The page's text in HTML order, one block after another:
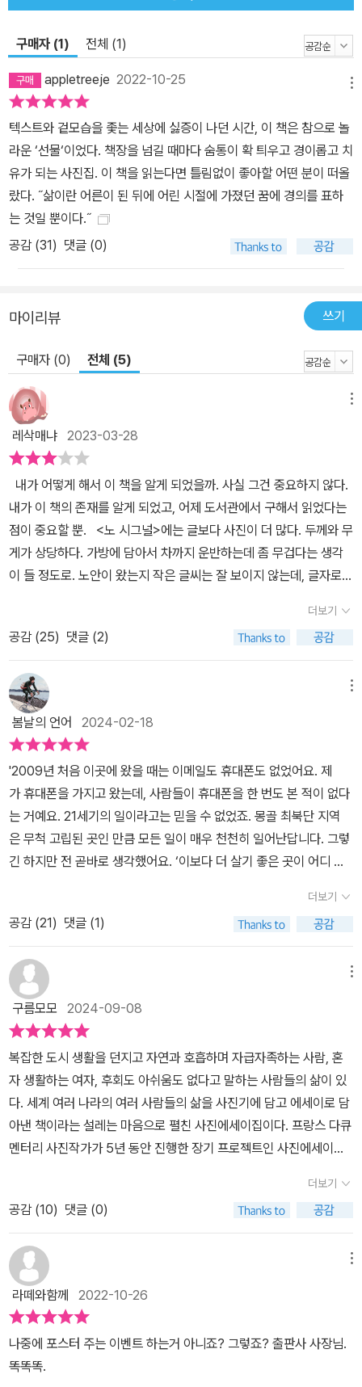
면 깊은 공허감을 느껴요. 그때마다 내가 자연에, 이 삶에 얼마나 밀접
을 보면 매일이 휴가라는 기분이 듭니다. 나는 자유롭게 살기 위해 부
조리한 삶을 버리고 떠나왔어요. 여기엔 너무도 큰 자유가 있어
요.”(제리) “자연은 나에게 엄청나게 많은 것을 가져다줍니다. 자연과
아주 가까이 있을 때 나 자신이 더욱 강하게 느껴져요.”(엘레나) 오직
‘살아가기’에 충실한 삶, 살아간다는 것만으로 예술가가 된다 이러한
그들의 생활방식과 삶에 대한 사유, 그리고 자연과 더불어 살아가는
그들의 모습을 섬세하게 담아낸 사진은 우리에게 깊은 영감을 불러일
으킨다. 그저 주어진 일상에 적응하며 앞만 보고 질주하는 삶이 과연
나에게 맞는가, 내가 진정 꿈꾸고 원하는 삶은 무엇일까, 뭔가 다른 삶
깊게 심호흡하며 옆도 한번 돌아보고 뒤도 돌아보면서 자신의 내면을
볍게 카메라를 먼저 들이밀지 않는다. 그들의 생활양식을 공유하면서
그들을 사진에 더 잘 담아내기 위해 ‘카메라는 한쪽으로 치워두고 한
동안 그 공간에 스며들어’ 그들 중 한 명이 되어 살아본다. 그리고 ‘그
모든 삶에 입을 맞추듯’ 셔터를 누른다. 그의 사진에서는 그만큼 대상
에 대한 공감어린 이해와 따뜻한 애정, 진심에서 우러나온 감탄이 묻
는 그들의 탄성에너지와 끈기에 담긴 심오한 의미를 발견’한 데서 비
롯한다. 추천사에서 루시드 폴은 말한다. 이 책의 주인공들은 오직 ‘살
아가기’에 충실하다고, 헛된 사위 하나 없이 춤추는 무용가처럼 살아
간다고, 따라서 ‘인간이 만든 음악보다 새와 바람의 선율이 더 선연한
삶이라면, 살아간다는 것만으로도 예술가가 될 수 있는 게 아닐까, 그
리고 자연의 모든 것이 실은 위대한 작품이 아닐까’ 생각한다고. 포르
톨라노가 21세기의 ‘헨리 데이비드 소로’들을 접하면서 ‘우리 각각의
요성’이 있다고 깨달은 것처럼, 또 루시드 폴이 ‘살아간다는 것’의 의
미를 새롭게 발견한 것처럼 독자도 『노 시그널』을 통해 삶에 대한 사
유의 폭을 넓히고 ‘다른 세상은 가능하다’는 꿈을 품을 수 있게 되길
바란다.
구매자 (1) 전체 (1)
appletreeje 2022-10-25
텍스트와 겉모습을 좇는 세상에 싫증이 나던 시간, 이 책은 참으로 놀
라운 ‘선물‘이었다. 책장을 넘길 때마다 숨통이 확 틔우고 경이롭고 치
유가 되는 사진집. 이 책을 읽는다면 틀림없이 좋아할 어떤 분이 떠올
랐다. ˝삶이란 어른이 된 뒤에 어린 시절에 가졌던 꿈에 경의를 표하
는 것일 뿐이다.˝
공감 (31) 댓글 (0)
마이리뷰 쓰기
구매자 (0) 전체 (5)
레삭매냐 2023-03-28
내가 이 책의 존재를 알게 되었고, 어제 도서관에서 구해서 읽었다는
점이 중요할 뿐. <노 시그널>에는 글보다 사진이 더 많다. 두께와 무
게가 상당하다. 가방에 담아서 차까지 운반하는데 좀 무겁다는 생각
이 들 정도로. 노안이 왔는지 작은 글씨는 잘 보이지 않는데, 글자로
라에 담았다. 사진이라는 방식의 이미는 예나 지금이나 강렬하게 다
가온다. 어떤 컷들은 만 마디의 말이다 글보다도 더 위력적일 수 있다.
사진이 품은 즉시성 그리고 리얼리티의 힘이라고나 할까. 그런데 또
한편으로는 현장에서 직접 본 게 아니라면, 어느 정도의 작위성 역시
피할 수 없는 게 아닐까. 그러니까 연출 말이다. 연출된 사진이 마냥
피사체를 따라 다니며, 원하는 컷이 나올 때까지 무작정 셔터를 누르
는 것보다는 훨씬 덜 품이 드는 건 사실이니까 말이다. 그러니 사진작
가들이 연출의 유혹을 이길 수 없다는 것도 이해가 된다. 또 서설이
언제나처럼 길었다. <노 시그널>을 읽으면서 나는 작가가 주제로 잡
은 자연주의 혹은 생태주의보다 작가가 인터뷰한 대상의 국적이 더
궁금해졌다. 흥미롭게도 그들은 대부분은 영어로 대화가 가능한 사람
들이었다. 예를 들어 말을 너무 사랑해서 아르헨티나에서 여성 가우
초로 활동하는 스카이는 미국에서 태어났다. 그러니까 모국어가 영어
란 말씀이지. 몽골에서 반야생생활을 하며 순록을 치는 자야도 미국
매개로 대화하는데 문제가 없었다. 아 그리고 보니 작가는 프랑스 사
람이었네. 브리스 포르톨라노는 헨리 데이빗 소로우의 <월든>에서
영감을 얻어 5년간의 프로젝트로 세계를 누비며 이 장대한 책을 완성
했다. 단 1초라도 핸드폰에서 눈을 뗄 수 없는 현대인들에게 전기와
인터넷, 와이파이가 터지지 않는 곳으로 들어가 살라고 한다면 누가
좋다고 할까 싶다. 그런데, 자발적으로 세상의 온갖 문명의 이기를 거
부하고 그런 이들이 있다고 하니 놀랄 노자다. 작가는 평범하지 않은
삶의 양태를 구사하는 이들의 삶을 통해 우리에게 무엇을 말하고 싶
었던 걸까? 우리 보고 이들처럼 살라고? 사실 그건 가능하지 않다. 필
자연에서 그런 것들을 얻는다는 건 이제 불가능하기 때문이다. 물론
인류 종말의 시대가 닥친다면 누구나 할 것 없이 자급자족의 삶을 살
아야 할 것이다. 그러지 않은 상태에서 일상의 불편함을 감수하면서
극한의 오지나 혹은 강추위를 무릅쓰고 순록을 치고, 85마리 허스키
개들과 더불어 사는 삶에 만족하며 사는 이들의 모습이 그렇게 낯설
수가 없었다. 아마 우리처럼 보통의 도시적 삶을 사는 이들의 이야기
에 누가 관심을 갖겠는가. 적어도 이 정도의 서사는 보유하고 있어야
사람들이 관심을 가지지 않을까. 언어와 자급자족 다음으로 또 하나
흥미로운 점은 이 모든 결정들이 강요된 것이 아니라 자발적인 선택
더보기
공감 (25) 댓글 (2)
봄날의 언어 2024-02-18
'2009년 처음 이곳에 왔을 때는 이메일도 휴대폰도 없었어요. 제
가 휴대폰을 가지고 왔는데, 사람들이 휴대폰을 한 번도 본 적이 없다
는 거예요. 21세기의 일이라고는 믿을 수 없었죠. 몽골 최북단 지역
은 무척 고립된 곳인 만큼 모든 일이 매우 천천히 일어난답니다. 그렇
긴 하지만 전 곧바로 생각했어요. ‘이보다 더 살기 좋은 곳이 어디 있
는 건 그런 것이죠. 처음엔 굉장히 힘들었어요. 바람이 들이치고 겨울
이 길거든요. 겨울이 일곱 달이나 계속되고 기온이 영하 50도까지 내
려가요. 그런 날씨에 순록과 온종일 밖에 있어야 하죠. 눈이 부츠 안으
로 들어와 발이 얼어버려요. 하지만 사람들 사이의 온기가 추위를 보
상해준답니다. 와이파이가 없어서 사람들이 대화를 더 많이 나눠
요…… 이곳 사람들은 삶의 지혜가 있고 어떻게 행동해야 하는지 아
는 연장자를 존중합니다.'- P90
더보기
공감 (21) 댓글 (1)
구름모모 2024-09-08
복잡한 도시 생활을 던지고 자연과 호흡하며 자급자족하는 사람, 혼
자 생활하는 여자, 후회도 아쉬움도 없다고 말하는 사람들의 삶이 있
다. 세계 여러 나라의 여러 사람들의 삶을 사진기에 담고 에세이로 담
아낸 책이라는 설레는 마음으로 펼친 사진에세이집이다. 프랑스 다큐
멘터리 사진작가가 5년 동안 진행한 장기 프로젝트인 사진에세이집
진들을 바라볼 때는 더욱 압도적이다. 대자연을 광폭으로 담아낸 사
진 속에서 살아가고 있는 이 사람들의 삶을 하나씩 조우하게 된다. ​​도
시의 소음을 멀리하는 단호함과 자기 결정을 선택한 여러 사람들의
다양한 이야기가 사진과 함께 전해진다. 의심조차 가지지 않고 무분
별하게 사용한 현대 물건들의 가치는 어느 정도 현대인의 삶을 만족
시키는지 자문하게 한다. 새로운 기종을 빠르게 적응하는 사람도 있
겠지만 그러한 빠른 속도에 언제나 느긋하게 사는 것을 더 선호하는
편이라 속도전에 호의적이지 않게 된다. 정착민보다는 유목민의 삶을
더 선호하다 보니 언제나 떠나는 것에 망설임이 없다보니 이 책에서
더보기
공감 (10) 댓글 (0)
라떼와함께 2022-10-26
나중에 포스터 주는 이벤트 하는거 아니죠? 그렇죠? 출판사 사장님.
똑똑똑.